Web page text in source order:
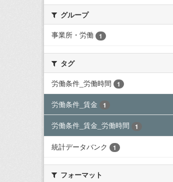
グループ
事業所・労働
1
タグ
労働条件_労働時間
1
労働条件_賃金 1
労働条件_賃金_労働時間 1
統計データバンク 1
フォーマット